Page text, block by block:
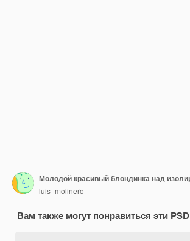
luis_molinero
Вам также могут понравиться эти PSD